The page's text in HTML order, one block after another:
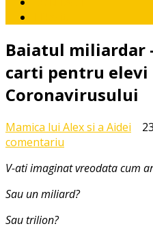
Baiatul miliardar
carti pentru elevi
Coronavirusului
Mamica lui Alex si a Aidei
comentariu
miliardar
recomandari
V-ati imaginat vreodata cum
Sau un miliard?
Sau trilion?